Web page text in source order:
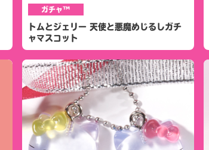
ガチャ™
トムとジェリー 天使と悪魔めじるしガチ
ャマスコット